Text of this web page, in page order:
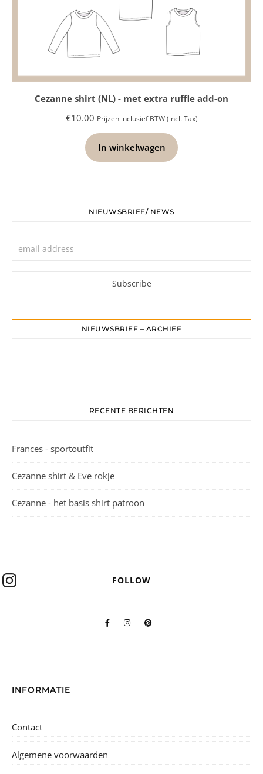
Cezanne shirt (NL) - met extra ruffle add-on
€10.00 Prijzen inclusief BTW (incl. Tax)
In winkelwagen
NIEUWSBRIEF/ NEWS
NIEUWSBRIEF – ARCHIEF
RECENTE BERICHTEN
Frances - sportoutfit
Cezanne shirt & Eve rokje
Cezanne - het basis shirt patroon
FOLLOW
INFORMATIE
Contact
Algemene voorwaarden